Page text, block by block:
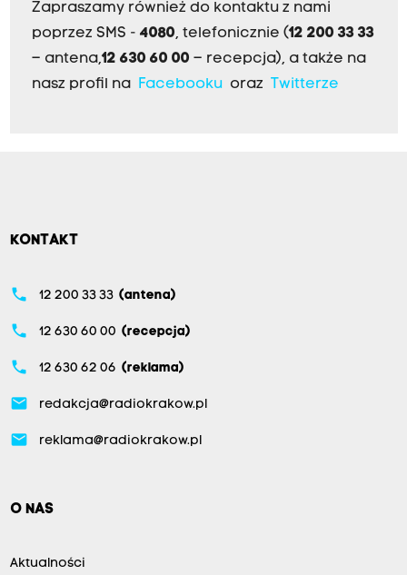
Zapraszamy również do kontaktu z nami
poprzez SMS - 4080, telefonicznie (12 200 33 33
– antena,12 630 60 00 – recepcja), a także na
nasz profil na Facebookuoraz Twitterze
KONTAKT
phone 12 200 33 33 (antena)
phone 12 630 60 00 (recepcja)
phone 12 630 62 06 (reklama)
email redakcja@radiokrakow.pl
email reklama@radiokrakow.pl
O NAS
Aktualności